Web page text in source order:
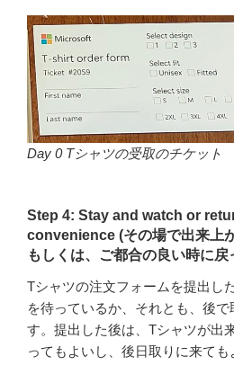
Day 0 Tシャツの受取のチケット
Step 4: Stay and watch or
convenience (その場で出来上
もしくは、ご都合の良い時に戻
Tシャツの注文フォームを提出し
を待っているか、それとも、後
す。提出した後は、Tシャツが出
ってもよいし、後日取りに来ても